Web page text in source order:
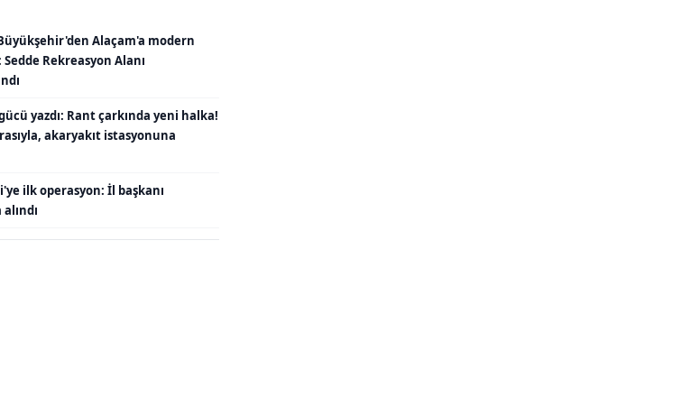
Alaçam'a modern
Rekreasyon Alanı
yazdı: Rant çarkında yeni halka!
akaryakıt istasyonuna
ilk operasyon: İl başkanı